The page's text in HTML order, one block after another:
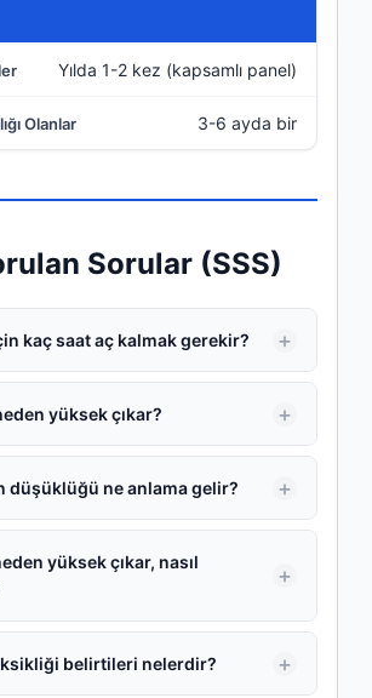
Yılda 1-2 kez (kapsamlı panel)
3-6 ayda bir
Sorular (SSS)
kaç saat aç kalmak gerekir?
yüksek çıkar?
düşüklüğü ne anlama gelir?
yüksek çıkar, nasıl
belirtileri nelerdir?